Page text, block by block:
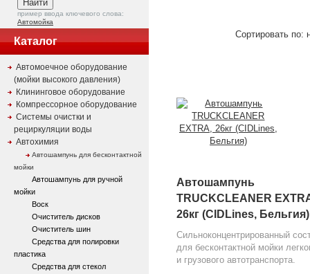
пример ввода ключевого слова:
Автомойка
Каталог
Автомоечное оборудование
(мойки высокого давления)
Клининговое оборудование
Компрессорное оборудование
Системы очистки и
рециркуляции воды
Автохимия
Автошампунь для бесконтактной
мойки
Автошампунь для ручной
мойки
Воск
Очиститель дисков
Очиститель шин
Средства для полировки
пластика
Средства для стекол
Сортировать по:
Автошампунь
TRUCKCLEANER
26кг (CIDLines, Бельгия)
Сильноконцентрированный
для бесконтактной мойки
и грузового автотранспорта.